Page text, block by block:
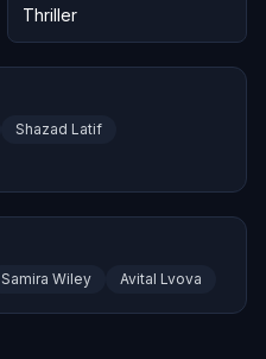
Thriller
Shazad Latif
Samira Wiley Avital Lvova